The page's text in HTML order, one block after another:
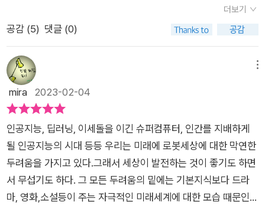
느낀다. 가정에 불과하지만 코로나19가 변이를 통해 계절성 바이
러스로 수십 년간 계속된다는 미래사회를 배경으로 했다. 기술분
석(Analysis)에선 현재진행중인 프로젝트와 미래의 변화를 언급
한다. 인공지능이 보건의료분야에서 커다란 변화를 가져올 것이
라는 점에선 의심의 여지가 없다. 디지털 보건의료와 인공지능의
융합은 그동안 난치병이나 불치병으로 분류되던 질병들도 해결
책을 제시해주리라 믿는다. 인공지능이 신역과 백신 개발의 속도
를 크게 높이고 비용은 현저히 줄여 줄 것이라 기대한다. 그러나
밝은 면 뒤에는 어두운 곳이 있기 마련이다. 인공지능 로봇이 인
간의 일을 대신함으로써 우리는 많은 일자리를 잃게 될 것이다.
이 문제를 지혜롭게 처리하는 것이 과제로 남는다. 인공지능에
대해서 호의적이든 아니던 간에 인공지능은 앞서 나갈 것이다. 인
다. 왜 가네샤 보험은 나야나의 연애에까지 관심을 갖는 것일까?​
2041년 인도를 배경으로 등장한 보험은 상당한 정보를 취득하고
위험한 직종 종사자의 경우나 초보 운전의 경우 보험료가 높게 책
정되는 상황이 발생하고 있다. 그뿐만 아니라 유튜브나 넷플릭스
에 관심 있는 영상을 검색하게 되면 비슷한 작품들이 자연스레 추
천되기도 하고, 인터넷 서점의 경우 내가 검색하거나 과거의 구입
한 책과 비슷한 책을 추천해 주기도 한다. 이 모든 기능이 AI의 딥
러닝을 통해 등장하게 되었다고 한다.(딥러닝은 과거 우리나라
이세돌 구단과 AI 알파고의 바둑대결에서 등장했던 개념이다.)
보험회사의 딥러닝 기능을 통해 수집하게 되는 빅데이터는 미래
에는 더욱 많아져서 수시로 보험료가 조정되는 상황에 이르게 된
깊이 생각하게 할 것이다. p.429 저자인 리카이푸는 수년
전 '한국은 세계에서 드물게 독립적인 AI 생태계를 갖고 있는 국
가'라며 대부분 구글, 와츠앱 같은 미국 IT 기업의 인터넷 서비스
를 쓰지만, 한국은 카카오, 네이버 등 자국 대기업이 시장을 장악
하고 있어 AI 발전에 유리하다고 말했다. 특히나 AI가 고도로 발
달한 미래 사회에서 한국이 우위를 가질 산업을 '교육과 엔터네인
수준이고, 풍부한 콘텐츠를 무기로 AI, VR, AR이 접목된 새로운
엔터테인먼트 산업의 중심지가 될 가능성이 있다는 거다. 이 책
속에 수록된 이야기 중에 <쌍둥이 참새>에서 스마트 인공지능
교사가 쌍둥이 소년들이 잠재력을 실현하도록 일대일로 지원하
는 부분이 있었는데, 자연스럽게 인공지능 교육의 미래에 대해 생
성숙 단계에 도달하지 않으리라 가정하고 있다.2041년이면 구글
이 상용 자울주행 기술 연구를 시작한 지 32년이 되고, 카네기멜
년이 되는 시점인데도 말이다., 그렇게 예상하는 이유는 '운전' 자
체가 여러 불확실한 환경과 예측불허의 사건을 제어해야 하는 복
잡한 작업이기 때문이다. 인공지능 분야에서 완전 자율주행은 최
후의 만찬에서 예수 그리스도가 사용했던 기적의 힘을 지닌 '성
배'로 인식되고 있다. (-306-)​​'가상공간에서 인간과 기계가 협업
하는 워크플로우는 금융처럼 고도로 디지털화된 분야에서 수년
전에 개발되었어. 그런데 왜 이걸 건설업에 쓰려 하지?인간이 전
혀 개입하지 않고도 매트가 하는 일을 할 수 있는 인공지능 도구
가 있는데 말이야.이해가 안 되네.' (-405-)​​행복을 극대화하는 인
그래머로도 활동을 꾸준히 이어갈 예정이고 소통을 중요시하도
록 하겠다. 인공지능이란 말이 나온지는 꽤 오래됐다. 필자는 19
인공지능 이라는 것이 있다는 것을 알게 되었다. 다만 당시에는
인공지능에 대해서 구체적인 건 나오지 않았고 말만 돌아다녔을
뿐이다. 그런데 이 인공지능이라는 말이 본격적으로 나왔고 인기
벌인 바둑대결은 결과야 어떻든 간에 인공지능에 대한 관심을 더
크게 고취시키는 계기가 되었다. 필자는 이후 파이썬이라는 프로
그래밍 언어를 알게 되면서 자연스럽게 인공지능의 원리를 터득
하게 된다. 코로나19 팬데믹이 전세계를 휩쓸었을 때에는 머신러
닝과 딥러닝 쪽에도 관심을 두게 되었고 이것이 인공지능을 발전
더보기
공감 (5) 댓글 (0)
mira 2023-02-04
인공지능, 딥러닝, 이세돌을 이긴 슈퍼컴퓨터, 인간를 지배하게
될 인공지능의 시대 등등 우리는 미래에 로봇세상에 대한 막연한
두려움을 가지고 있다.그래서 세상이 발전하는 것이 좋기도 하면
서 무섭기도 하다. 그 모든 두려움의 밑에는 기본지식보다 드라
마, 영화,소설등이 주는 자극적인 미래세계에 대한 모습 때문인